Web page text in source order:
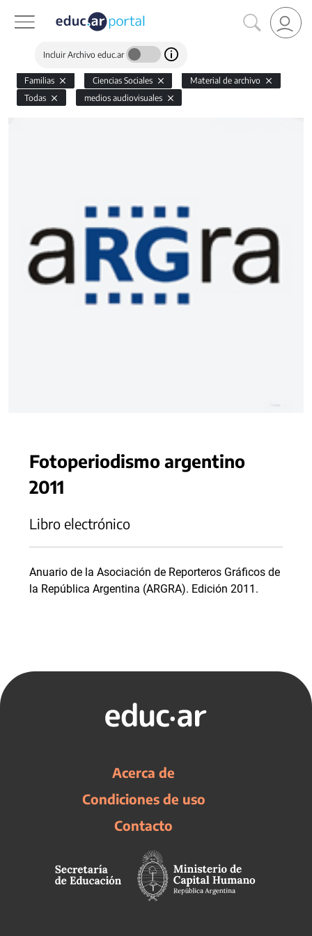
Incluir Archivo educ.ar
Familias Ciencias Sociales
Material de archivo
Todas
medios audiovisuales
Fotoperiodismo argentino
2011
Libro electrónico
Anuario de la Asociación de Reporteros Gráficos de
la República Argentina (ARGRA). Edición 2011.
Acerca de
Condiciones de uso
Contacto